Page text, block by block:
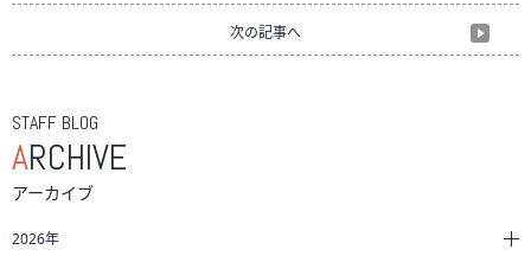
次の記事へ
STAFF BLOG
ARCHIVE
アーカイブ
2026年